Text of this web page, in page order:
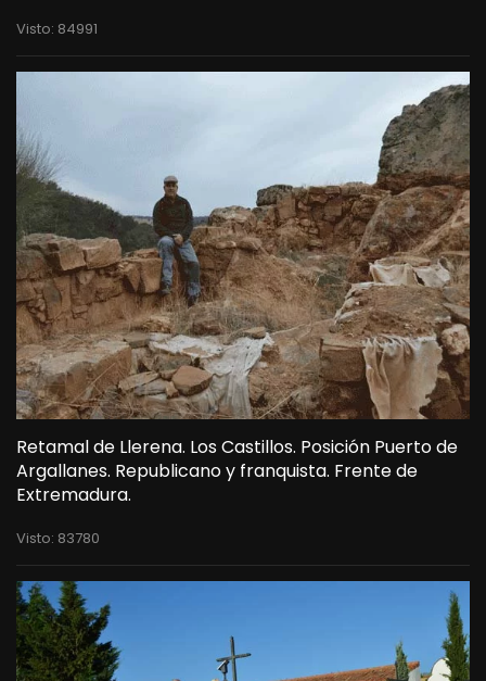
Visto: 84991
Retamal de Llerena. Los Castillos. Posición Puerto de
Argallanes. Republicano y franquista. Frente de
Extremadura.
Visto: 83780